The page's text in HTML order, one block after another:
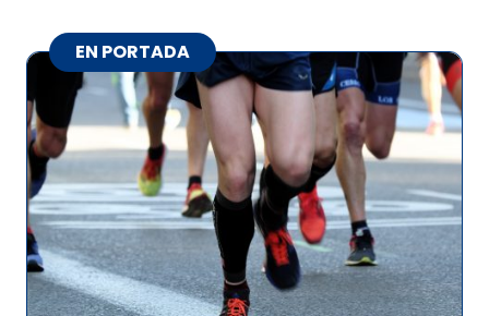
EN PORTADA